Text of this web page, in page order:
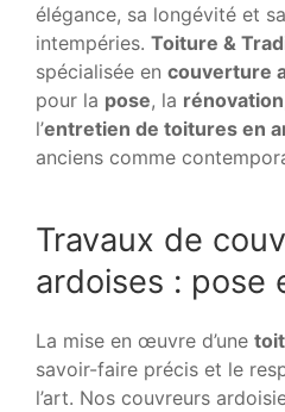
élégance, sa longévité et
intempéries. Toiture &
spécialisée en couverture
pour la pose, la rénovation
l’entretien de toitures en
anciens comme
Travaux de
ardoises : pose
La mise en œuvre d’une
savoir-faire précis et le
l’art. Nos couvreurs